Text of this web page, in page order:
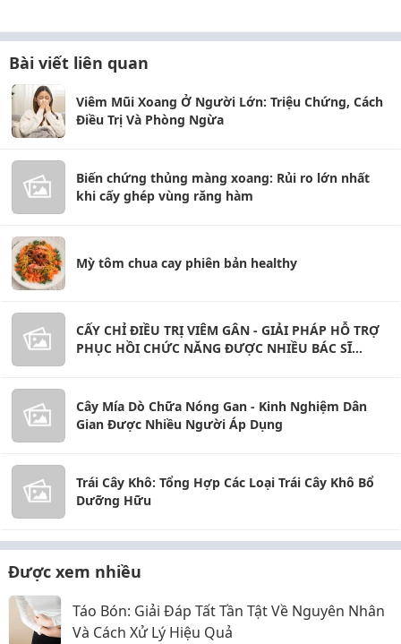
Bài viết liên quan
Viêm Mũi Xoang Ở Người Lớn: Triệu Chứng, Cách
Điều Trị Và Phòng Ngừa
Biến chứng thủng màng xoang: Rủi ro lớn nhất
khi cấy ghép vùng răng hàm
Mỳ tôm chua cay phiên bản healthy
CẤY CHỈ ĐIỀU TRỊ VIÊM GÂN - GIẢI PHÁP HỖ TRỢ
PHỤC HỒI CHỨC NĂNG ĐƯỢC NHIỀU BÁC SĨ
Cây Mía Dò Chữa Nóng Gan - Kinh Nghiệm Dân
Gian Được Nhiều Người Áp Dụng
Trái Cây Khô: Tổng Hợp Các Loại Trái Cây Khô Bổ
Dưỡng Hữu
Được xem nhiều
Táo Bón: Giải Đáp Tất Tần Tật Về Nguyên Nhân
Và Cách Xử Lý Hiệu Quả